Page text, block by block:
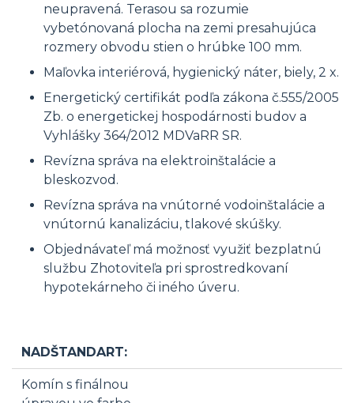
neupravená. Terasou sa rozumie
vybetónovaná plocha na zemi presahujúca
rozmery obvodu stien o hrúbke 100 mm.
Maľovka interiérová, hygienický náter, biely, 2 x.
Energetický certifikát podľa zákona č.555/2005
Zb. o energetickej hospodárnosti budov a
Vyhlášky 364/2012 MDVaRR SR.
Revízna správa na elektroinštalácie a
bleskozvod.
Revízna správa na vnútorné vodoinštalácie a
vnútornú kanalizáciu, tlakové skúšky.
Objednávateľ má možnosť využiť bezplatnú
službu Zhotoviteľa pri sprostredkovaní
hypotekárneho či iného úveru.
NADŠTANDART:
Komín s finálnou